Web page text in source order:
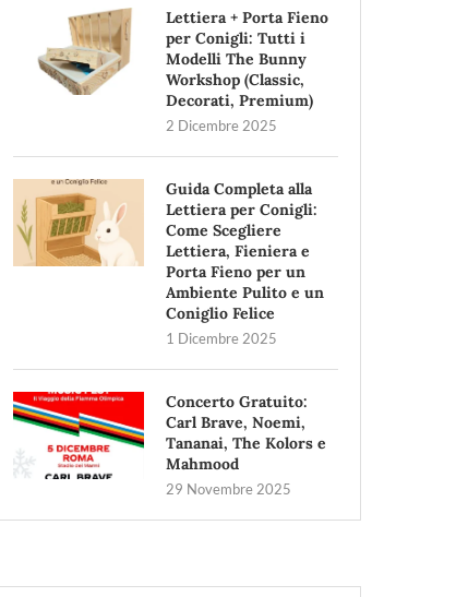
Lettiera + Porta Fieno
per Conigli: Tutti i
Modelli The Bunny
Workshop (Classic,
Decorati, Premium)
2 Dicembre 2025
Guida Completa alla
Lettiera per Conigli:
Come Scegliere
Lettiera, Fieniera e
Porta Fieno per un
Ambiente Pulito e un
Coniglio Felice
1 Dicembre 2025
Concerto Gratuito:
Carl Brave, Noemi,
Tananai, The Kolors e
Mahmood
29 Novembre 2025